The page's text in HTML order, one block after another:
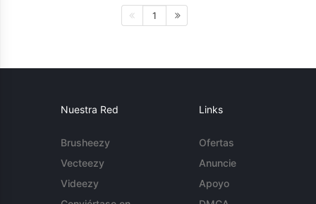
1
Nuestra Red
Brusheezy
Vecteezy
Videezy
Links
Ofertas
Anuncie
Apoyo